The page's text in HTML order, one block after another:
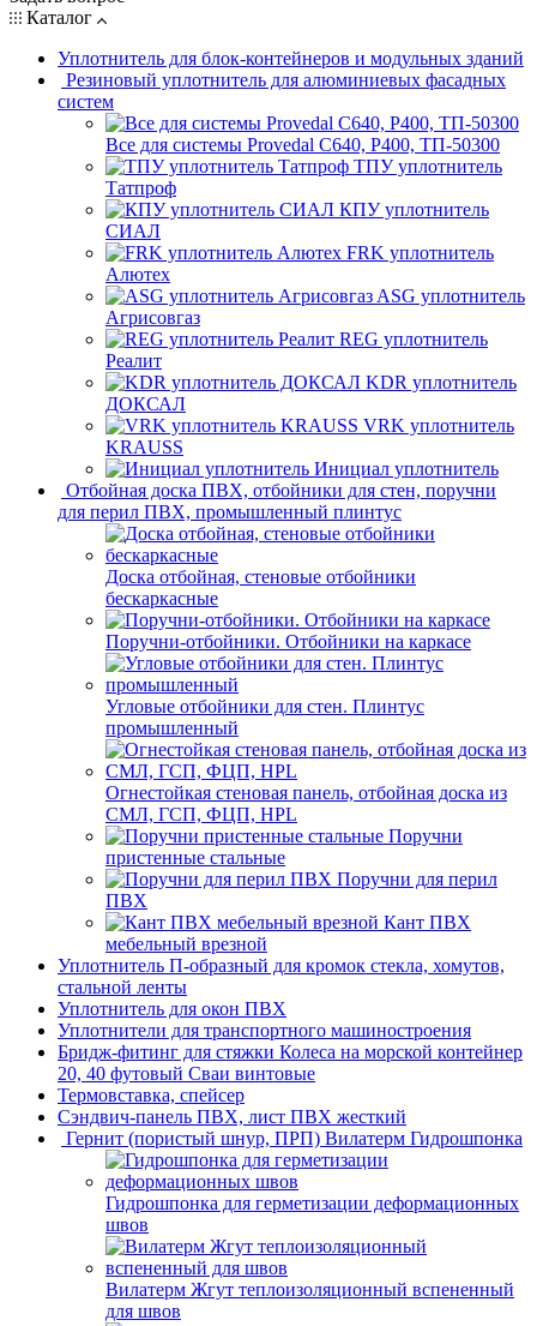
Каталог
Уплотнитель для блок-контейнеров и модульных зданий
Резиновый уплотнитель для алюминиевых фасадных
систем
Все для системы Provedal С640, Р400, ТП-50300
ТПУ уплотнитель
Татпроф
КПУ уплотнитель
СИАЛ
FRK уплотнитель
Алютех
ASG уплотнитель
Агрисовгаз
REG уплотнитель
Реалит
KDR уплотнитель
ДОКСАЛ
VRK уплотнитель
KRAUSS
Инициал уплотнитель
Отбойная доска ПВХ, отбойники для стен, поручни
для перил ПВХ, промышленный плинтус
Доска отбойная, стеновые отбойники
бескаркасные
Поручни-отбойники. Отбойники на каркасе
Угловые отбойники для стен. Плинтус
промышленный
Огнестойкая стеновая панель, отбойная доска из
СМЛ, ГСП, ФЦП, HPL
Поручни
пристенные стальные
Поручни для перил
ПВХ
Кант ПВХ
мебельный врезной
Уплотнитель П-образный для кромок стекла, хомутов,
стальной ленты
Уплотнитель для окон ПВХ
Уплотнители для транспортного машиностроения
Бридж-фитинг для стяжки Колеса на морской контейнер
20, 40 футовый Сваи винтовые
Термовставка, спейсер
Сэндвич-панель ПВХ, лист ПВХ жесткий
Гернит (пористый шнур, ПРП) Вилатерм Гидрошпонка
Гидрошпонка для герметизации деформационных
швов
Вилатерм Жгут теплоизоляционный вспененный
для швов